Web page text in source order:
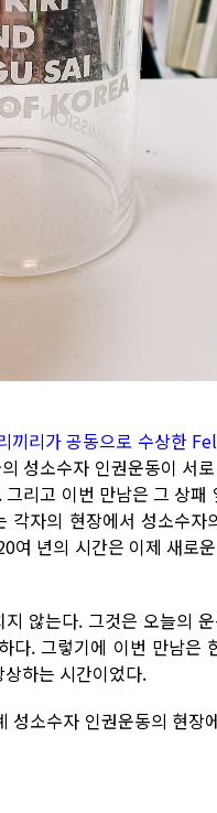
끼리가 공동으로 수상한
성소수자 인권운동이 서
리고 이번 만남은 그 상패
각자의 현장에서 성소수
여 년의 시간은 이제 새로
않는다. 그것은 오늘의
. 그렇기에 이번 만남은
하는 시간이었다.
수자 인권운동의 현장